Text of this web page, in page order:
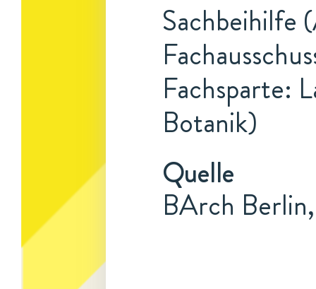
Sachbeihilfe
Fachsparte:
Botanik)
Quelle
BArch